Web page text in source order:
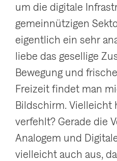
um die digitale
gemeinnützigen
eigentlich ein sehr
liebe das gesellige
Bewegung und
Freizeit findet man
Bildschirm. Vielleicht
verfehlt? Gerade die
Analogem und
vielleicht auch aus,